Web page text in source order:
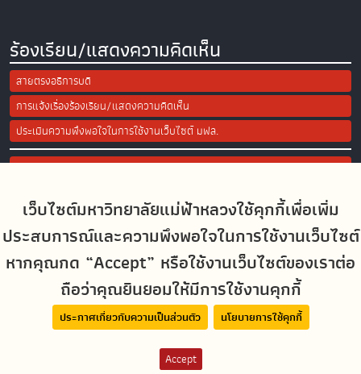
เว็บไซต์มหาวิทยาลัยแม่ฟ้าหลวงใช้คุกกี้เพื่อเพิ่ม
ประสบการณ์และความพึงพอใจในการใช้งานเว็บไซต์
หากคุณกด “Accept” หรือใช้งานเว็บไซต์ของเราต่อ
ถือว่าคุณยินยอมให้มีการใช้งานคุกกี้
ประกาศเกี่ยวกับความเป็นส่วนตัว นโยบายการใช้คุกกี้
Accept
ร้องเรียน/แสดงความคิดเห็น
สายตรงอธิการบดี
การแจ้งเรื่องร้องเรียน/แสดงความคิดเห็น
ประเมินความพึงพอใจในการใช้งานเว็บไซต์ มฟล.
Site Map
Social Media
MFUconnect